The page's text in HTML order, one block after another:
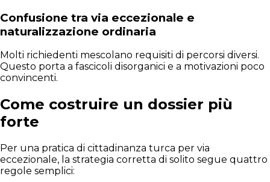
Confusione tra via eccezionale e
naturalizzazione ordinaria
Molti richiedenti mescolano requisiti di percorsi diversi.
Questo porta a fascicoli disorganici e a motivazioni poco
convincenti.
Come costruire un dossier più
forte
Per una pratica di cittadinanza turca per via
eccezionale, la strategia corretta di solito segue quattro
regole semplici: